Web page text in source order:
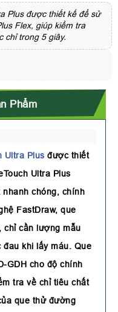
Plus được thiết kế để sử
Flex, giúp kiểm tra
chỉ trong 5 giây.
Phẩm
Ultra Plus được thiết
Ultra Plus
chóng, chính
FastDraw, que
chỉ cần lượng mẫu
đau khi lấy máu. Que
GDH cho độ chính
tra về chỉ tiêu chất
que thử đường